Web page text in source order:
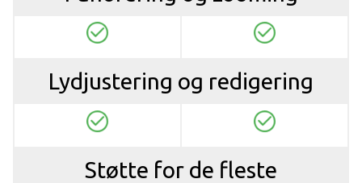
Lydjustering og redigering
Støtte for de fleste